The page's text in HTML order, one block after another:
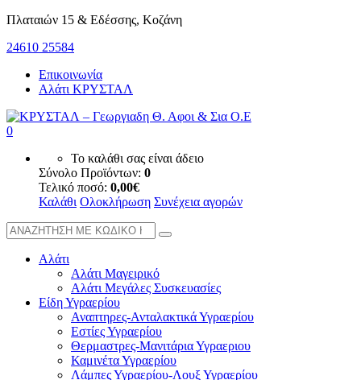
Πλαταιών 15 & Εδέσσης, Κοζάνη
24610 25584
Επικοινωνία
Αλάτι ΚΡΥΣΤΑΛ
0
Το καλάθι σας είναι άδειο
Σύνολο Προϊόντων: 0
Τελικό ποσό: 0,00€
Καλάθι Ολοκλήρωση Συνέχεια αγορών
Αλάτι
Αλάτι Μαγειρικό
Αλάτι Μεγάλες Συσκευασίες
Είδη Υγραερίου
Αναπτηρες-Ανταλακτικά Υγραερίου
Εστίες Υγραερίου
Θερμαστρες-Μανιτάρια Υγραεριου
Καμινέτα Υγραερίου
Λάμπες Υγραερίου-Λουξ Υγραερίου